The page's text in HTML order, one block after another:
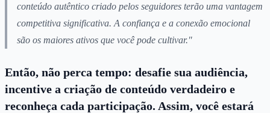
conteúdo autêntico criado pelos seguidores terão uma vantagem
competitiva significativa. A confiança e a conexão emocional
são os maiores ativos que você pode cultivar."
Então, não perca tempo: desafie sua audiência,
incentive a criação de conteúdo verdadeiro e
reconheça cada participação. Assim, você estará